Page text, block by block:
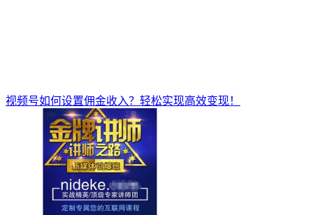
视频号如何设置佣金收入？轻松实现高效变现！